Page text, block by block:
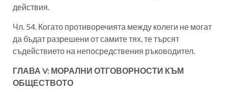
действия.
Чл. 54. Когато противоречията между колеги не могат
да бъдат разрешени от самите тях, те търсят
съдействието на непосредствения ръководител.
ГЛАВА V: МОРАЛНИ ОТГОВОРНОСТИ КЪМ
ОБЩЕСТВОТО